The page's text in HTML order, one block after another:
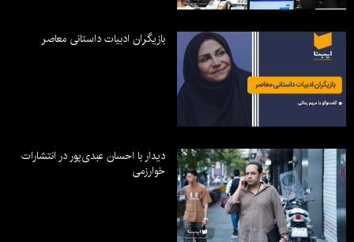
بازیگران ادبیات داستانی معاصر
دیدار با احسان عبدی‌پور در انتشارات
خوارزمی